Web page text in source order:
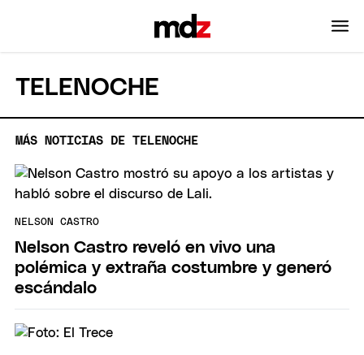
TELENOCHE
MÁS NOTICIAS DE TELENOCHE
NELSON CASTRO
Nelson Castro reveló en vivo una
polémica y extraña costumbre y generó
escándalo